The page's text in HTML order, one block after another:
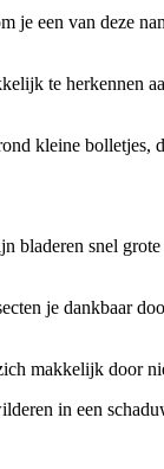
een van deze
te herkennen
kleine bolletjes,
bladeren snel
je dankbaar
makkelijk door
in een